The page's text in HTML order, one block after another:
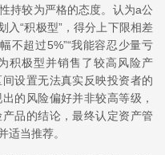
持较为严格的态度。认为a公
入“积极型”，得分上下限相差
不超过5%”“我能容忍少量亏
积极型并销售了较高风险产
设置无法真实反映投资者的
的风险偏好并非较高等级，
品的结论，最终认定资产管
适当推荐。